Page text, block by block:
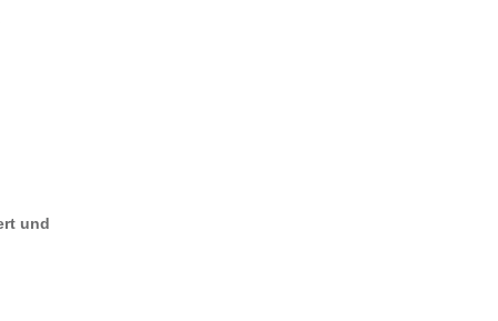
und